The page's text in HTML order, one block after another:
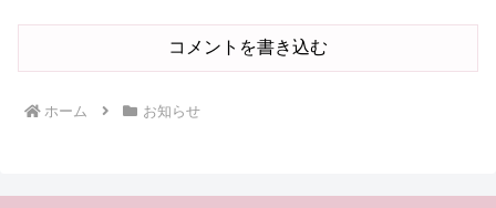
コメントを書き込む
ホーム お知らせ